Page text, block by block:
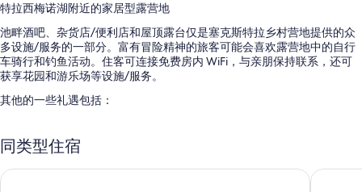
特拉西梅诺湖附近的家居型露营地
池畔酒吧、杂货店/便利店和屋顶露台仅是塞克斯特拉乡村营地提供的众
多设施/服务的一部分。富有冒险精神的旅客可能会喜欢露营地中的自行
车骑行和钓鱼活动。住客可连接免费房内 WiFi，与亲朋保持联系，还可
获享花园和游乐场等设施/服务。
其他的一些礼遇包括：
伞
同类型住宿
纳图拉颂歌生态度假村 三岛酒店